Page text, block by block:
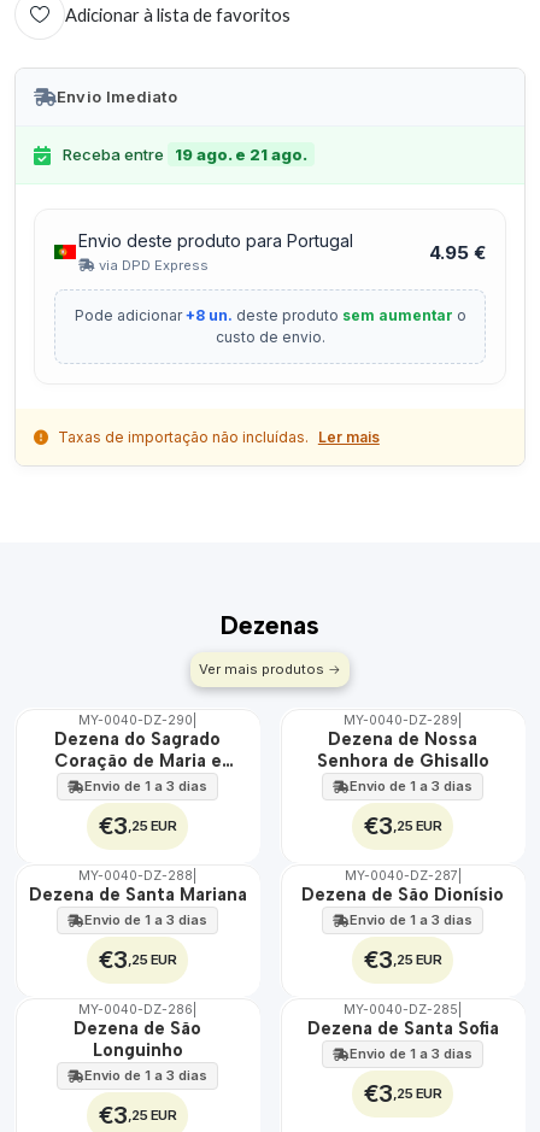
Adicionar à lista de favoritos
Envio Imediato
Receba entre 19 ago. e 21 ago.
Envio deste produto para Portugal
via DPD Express
4.95 €
Pode adicionar+8 un. deste produto sem aumentar o
custo de envio.
Taxas de importação não incluídas. Ler mais
Dezenas
Ver mais produtos
🇵🇹
100%
MY-0040-DZ-290
Dezena do Sagrado
Coração de Maria e
Jesus
Envio de 1 a 3 dias
€3 ,25 EUR
🇵🇹
100%
MY-0040-DZ-289
Dezena de Nossa
Senhora de Ghisallo
Envio de 1 a 3 dias
€3 ,25 EUR
🇵🇹
100%
MY-0040-DZ-288
Dezena de Santa Mariana
Envio de 1 a 3 dias
€3 ,25 EUR
🇵🇹
100%
MY-0040-DZ-287
Dezena de São Dionísio
Envio de 1 a 3 dias
€3 ,25 EUR
MY-0040-DZ-286
Dezena de São
Longuinho
Envio de 1 a 3 dias
€3 ,25 EUR
🇵🇹
100%
MY-0040-DZ-285
Dezena de Santa Sofia
Envio de 1 a 3 dias
€3 ,25 EUR